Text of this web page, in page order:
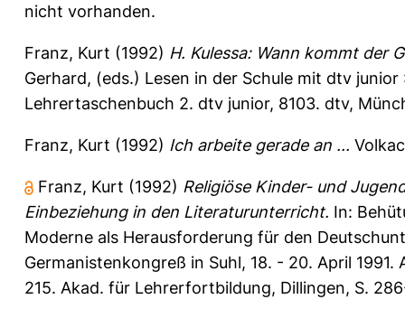
nicht vorhanden.
Franz, Kurt (1992) H. Kulessa: Wann kommt der
Gerhard, (eds.) Lesen in der Schule mit dtv
Lehrertaschenbuch 2. dtv junior, 8103. dtv,
Franz, Kurt (1992) Ich arbeite gerade an ...
Franz, Kurt (1992) Religiöse Kinder- und
Einbeziehung in den Literaturunterricht. In:
Moderne als Herausforderung für den
Germanistenkongreß in Suhl, 18. - 20. April
215. Akad. für Lehrerfortbildung, Dillingen, S.